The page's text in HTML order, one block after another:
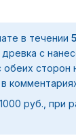
в течении
с
обеих
руб., при